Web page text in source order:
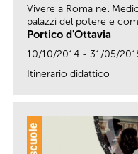
Vivere a Roma nel
palazzi del potere e
Portico d'Ottavia
10/10/2014 - 31/05/
Itinerario didattico